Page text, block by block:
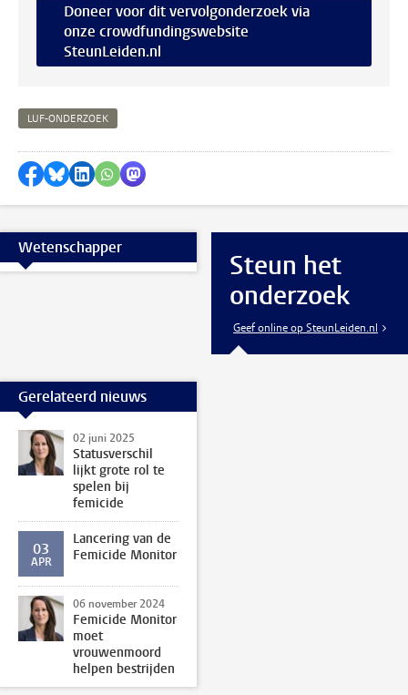
Doneer voor dit vervolgonderzoek via
onze crowdfundingswebsite
SteunLeiden.nl
LUF-ONDERZOEK
Delen op Facebook
Delen via Bluesky
Delen op LinkedIn
Delen via WhatsApp
Delen via Mastodon
Wetenschapper
Steun het
onderzoek
Geef online op SteunLeiden.nl
Gerelateerd nieuws
02 juni 2025
Statusverschil
lijkt grote rol te
spelen bij
femicide
03
APR
Lancering van de
Femicide Monitor
06 november 2024
Femicide Monitor
moet
vrouwenmoord
helpen bestrijden